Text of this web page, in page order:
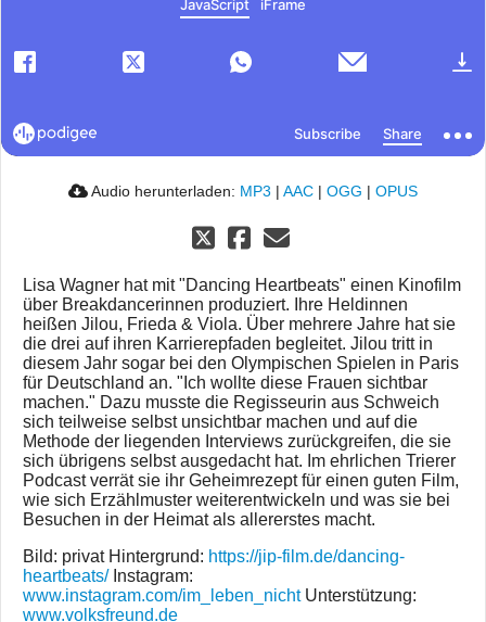
Audio herunterladen: MP3 | AAC | OGG | OPUS
Lisa Wagner hat mit "Dancing Heartbeats" einen Kinofilm
über Breakdancerinnen produziert. Ihre Heldinnen
heißen Jilou, Frieda & Viola. Über mehrere Jahre hat sie
die drei auf ihren Karrierepfaden begleitet. Jilou tritt in
diesem Jahr sogar bei den Olympischen Spielen in Paris
für Deutschland an. "Ich wollte diese Frauen sichtbar
machen." Dazu musste die Regisseurin aus Schweich
sich teilweise selbst unsichtbar machen und auf die
Methode der liegenden Interviews zurückgreifen, die sie
sich übrigens selbst ausgedacht hat. Im ehrlichen Trierer
Podcast verrät sie ihr Geheimrezept für einen guten Film,
wie sich Erzählmuster weiterentwickeln und was sie bei
Besuchen in der Heimat als allererstes macht.
Bild: privat Hintergrund: https://jip-film.de/dancing-
heartbeats/Instagram:
www.instagram.com/im_leben_nichtUnterstützung:
www.volksfreund.de